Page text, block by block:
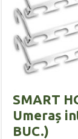
SMART
Umeraș
BUC.)